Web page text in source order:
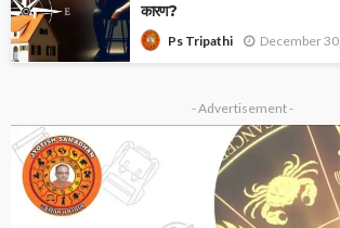
कारण?
Ps Tripathi December
- Advertisement -